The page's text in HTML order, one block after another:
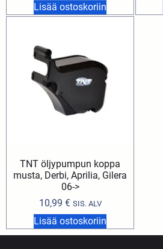
Lisää ostoskoriin
TNT öljypumpun koppa
musta, Derbi, Aprilia, Gilera
06->
10,99 € SIS. ALV
Lisää ostoskoriin